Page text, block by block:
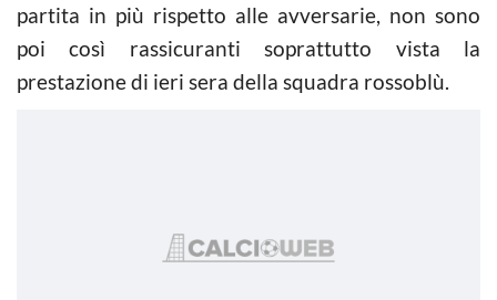
partita in più rispetto alle avversarie, non sono
poi così rassicuranti soprattutto vista la
prestazione di ieri sera della squadra rossoblù.